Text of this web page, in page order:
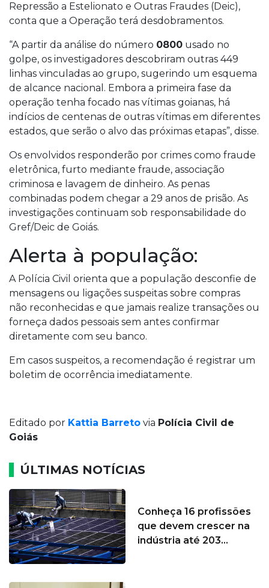
Repressão a Estelionato e Outras Fraudes (Deic),
conta que a Operação terá desdobramentos.
“A partir da análise do número 0800 usado no
golpe, os investigadores descobriram outras 449
linhas vinculadas ao grupo, sugerindo um esquema
de alcance nacional. Embora a primeira fase da
operação tenha focado nas vítimas goianas, há
indícios de centenas de outras vítimas em diferentes
estados, que serão o alvo das próximas etapas”, disse.
Os envolvidos responderão por crimes como fraude
eletrônica, furto mediante fraude, associação
criminosa e lavagem de dinheiro. As penas
combinadas podem chegar a 29 anos de prisão. As
investigações continuam sob responsabilidade do
Gref/Deic de Goiás.
Alerta à população:
A Polícia Civil orienta que a população desconfie de
mensagens ou ligações suspeitas sobre compras
não reconhecidas e que jamais realize transações ou
forneça dados pessoais sem antes confirmar
diretamente com seu banco.
Em casos suspeitos, a recomendação é registrar um
boletim de ocorrência imediatamente.
Editado por Kattia Barreto via Polícia Civil de
Goiás
ÚLTIMAS NOTÍCIAS
Conheça 16 profissões
que devem crescer na
indústria até 203...